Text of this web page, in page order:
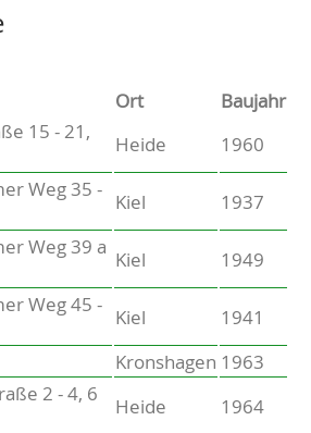
um zur entsprechenden Seite
Ort
Baujahr
15 - 21,
Heide
1960
Weg 35 -
Kiel
1937
Weg 39 a
Kiel
1949
Weg 45 -
Kiel
1941
Kronshagen 1963
2 - 4, 6
Heide
1964